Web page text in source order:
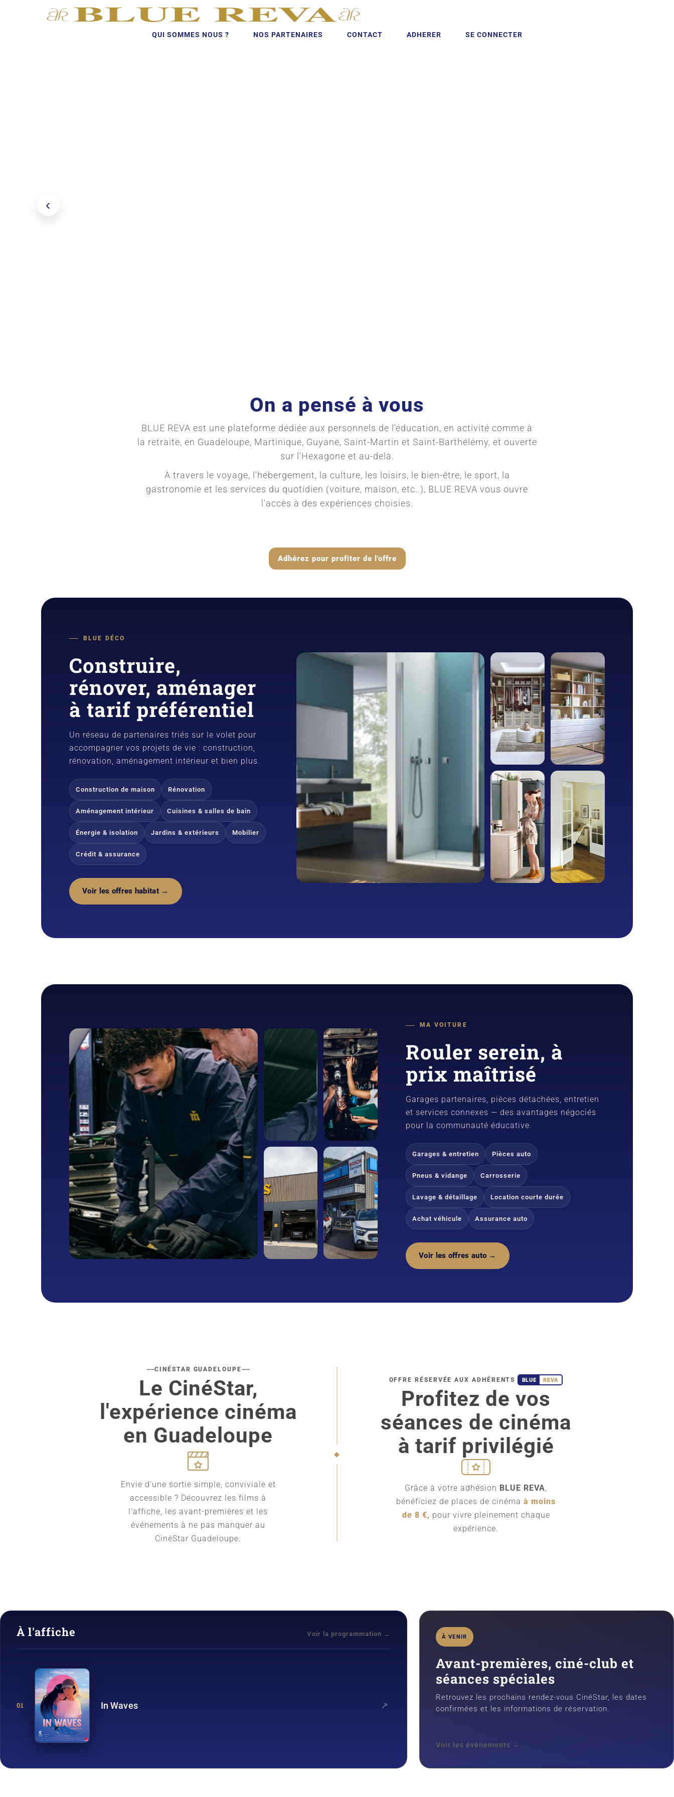
QUI SOMMES NOUS ? NOS PARTENAIRES CONTACT ADHERER SE CONNECTER
‹
On a pensé à vous
BLUE REVA est une plateforme dédiée aux personnels de l'éducation, en activité comme à
la retraite, en Guadeloupe, Martinique, Guyane, Saint-Martin et Saint-Barthélémy, et ouverte
sur l'Hexagone et au-delà.
A travers le voyage, l'hébergement, la culture, les loisirs, le bien-être, le sport, la
gastronomie et les services du quotidien (voiture, maison, etc..), BLUE REVA vous ouvre
l'accès à des expériences choisies.
Adhérez pour profiter de l'offre
BLUE DÉCO
Construire,
rénover, aménager
à tarif préférentiel
Un réseau de partenaires triés sur le volet pour
accompagner vos projets de vie : construction,
rénovation, aménagement intérieur et bien plus.
Construction de maison Rénovation
Aménagement intérieur Cuisines & salles de bain
Énergie & isolation Jardins & extérieurs Mobilier
Crédit & assurance
Voir les offres habitat →
MA VOITURE
Rouler serein, à
prix maîtrisé
Garages partenaires, pièces détachées, entretien
et services connexes — des avantages négociés
pour la communauté éducative.
Garages & entretien Pièces auto
Pneus & vidange Carrosserie
Lavage & détaillage Location courte durée
Achat véhicule Assurance auto
Voir les offres auto →
CINÉSTAR GUADELOUPE
Le CinéStar,
l'expérience cinéma
en Guadeloupe
Envie d'une sortie simple, conviviale et
accessible ? Découvrez les films à
l'affiche, les avant-premières et les
événements à ne pas manquer au
CinéStar Guadeloupe.
◆
OFFRE RÉSERVÉE AUX ADHÉRENTS BLUE REVA
Profitez de vos
séances de cinéma
à tarif privilégié
Grâce à votre adhésion BLUE REVA
bénéficiez de places de cinéma à moins
de 8 €, pour vivre pleinement chaque
expérience.
À l'affiche Voir la programmation →
01 In Waves ↗
À VENIR
Avant-premières, ciné-club et
séances spéciales
Retrouvez les prochains rendez-vous CinéStar, les dates
confirmées et les informations de réservation.
Voir les événements →